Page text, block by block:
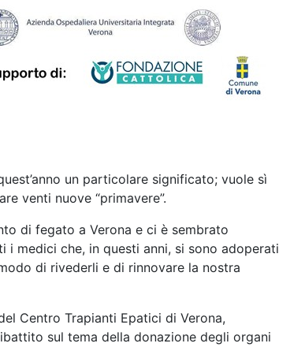
un particolare significato; vuole sì
venti nuove “primavere”.
di fegato a Verona e ci è sembrato
medici che, in questi anni, si sono adoperati
di rivederli e di rinnovare la nostra
Centro Trapianti Epatici di Verona,
sul tema della donazione degli organi